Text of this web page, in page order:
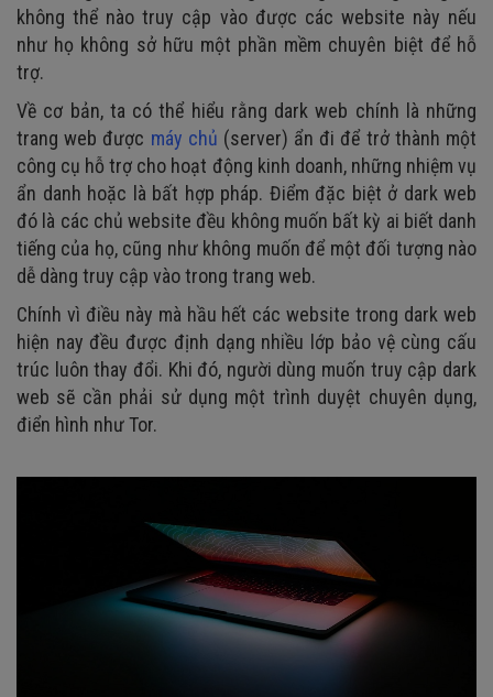
không thể nào truy cập vào được các website này nếu
như họ không sở hữu một phần mềm chuyên biệt để hỗ
trợ.
Về cơ bản, ta có thể hiểu rằng dark web chính là những
trang web được máy chủ (server) ẩn đi để trở thành một
công cụ hỗ trợ cho hoạt động kinh doanh, những nhiệm vụ
ẩn danh hoặc là bất hợp pháp. Điểm đặc biệt ở dark web
đó là các chủ website đều không muốn bất kỳ ai biết danh
tiếng của họ, cũng như không muốn để một đối tượng nào
dễ dàng truy cập vào trong trang web.
Chính vì điều này mà hầu hết các website trong dark web
hiện nay đều được định dạng nhiều lớp bảo vệ cùng cấu
trúc luôn thay đổi. Khi đó, người dùng muốn truy cập dark
web sẽ cần phải sử dụng một trình duyệt chuyên dụng,
điển hình như Tor.